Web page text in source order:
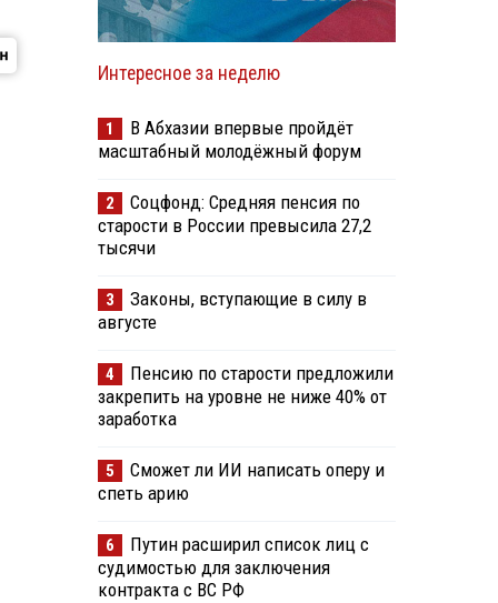
Интересное за неделю
1
В Абхазии впервые пройдёт
масштабный молодёжный форум
2
Соцфонд: Средняя пенсия по
старости в России превысила 27,2
тысячи
3
Законы, вступающие в силу в
августе
4
Пенсию по старости предложили
закрепить на уровне не ниже 40% от
заработка
5
Сможет ли ИИ написать оперу и
спеть арию
6
Путин расширил список лиц с
судимостью для заключения
контракта с ВС РФ